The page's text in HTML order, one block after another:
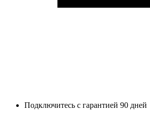
Подключитесь с гарантией 90 дней